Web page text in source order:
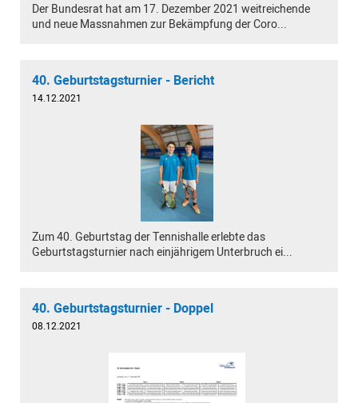
Der Bundesrat hat am 17. Dezember 2021 weitreichende
und neue Massnahmen zur Bekämpfung der Coro...
40. Geburtstagsturnier - Bericht
14.12.2021
Zum 40. Geburtstag der Tennishalle erlebte das
Geburtstagsturnier nach einjährigem Unterbruch ei...
40. Geburtstagsturnier - Doppel
08.12.2021